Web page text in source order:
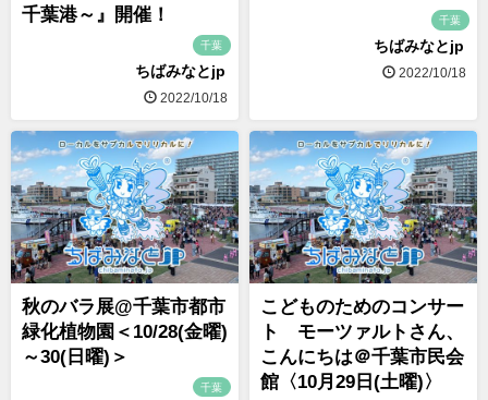
千葉港～』開催！
千葉
ちばみなとjp
2022/10/18
千葉
ちばみなとjp
2022/10/18
秋のバラ展@千葉市都市
緑化植物園＜10/28(金曜)
～30(日曜)＞
千葉
こどものためのコンサー
ト モーツァルトさん、
こんにちは＠千葉市民会
館〈10月29日(土曜)〉